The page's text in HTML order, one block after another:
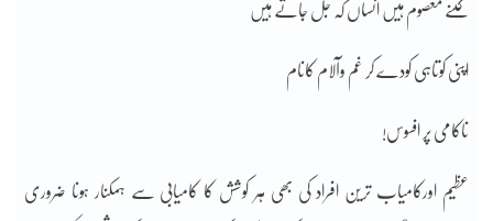
کتنے معصوم ہیں انساں کہ جل جاتے ہیں
اپنی کوتاہی کودے کر غم وآلام کانام
ناکامی پر افسوس!
عظیم اورکامیاب ترین افراد کی بھی ہر کوشش کا کامیابی سے ہمکنار ہونا ضروری